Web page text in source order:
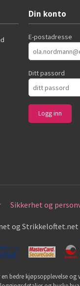
Din konto
E-postadresse
Ditt passord
Sikkerhet og
og Strikkeloftet.net
bedre kjøpsopplevelse og